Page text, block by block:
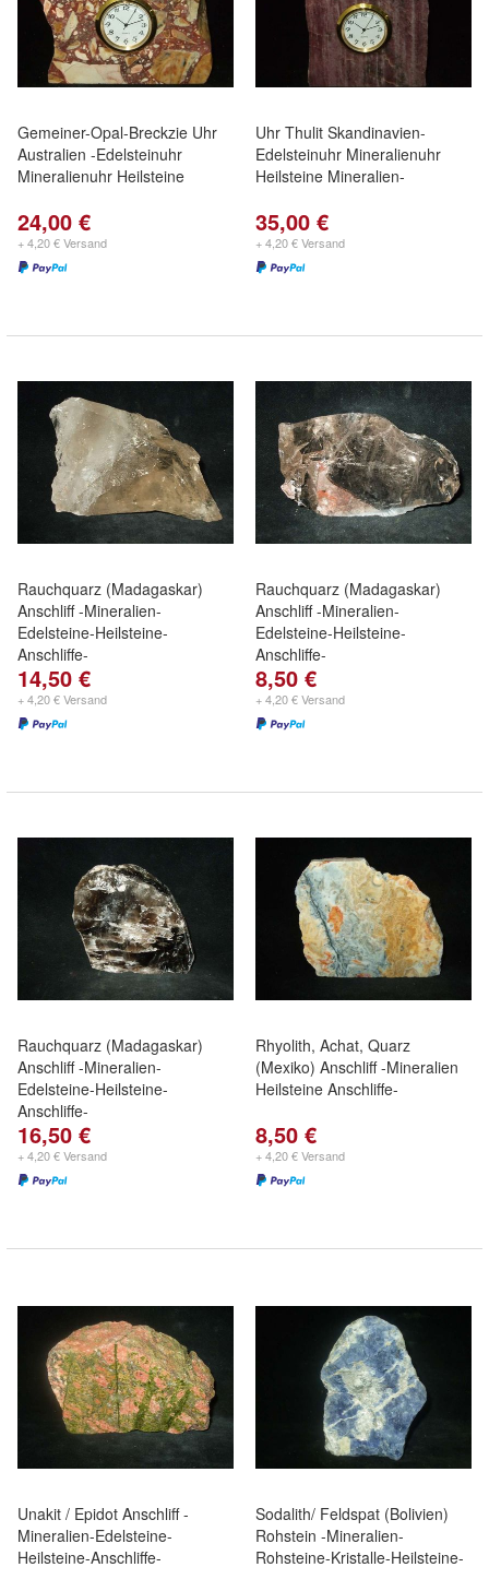
Gemeiner-Opal-Breckzie Uhr
Australien -Edelsteinuhr
Mineralienuhr Heilsteine
24,00 €
+ 4,20 € Versand
Uhr Thulit Skandinavien-
Edelsteinuhr Mineralienuhr
Heilsteine Mineralien-
35,00 €
+ 4,20 € Versand
Rauchquarz (Madagaskar)
Anschliff -Mineralien-
Edelsteine-Heilsteine-
Anschliffe-
14,50 €
+ 4,20 € Versand
Rauchquarz (Madagaskar)
Anschliff -Mineralien-
Edelsteine-Heilsteine-
Anschliffe-
8,50 €
+ 4,20 € Versand
Rauchquarz (Madagaskar)
Anschliff -Mineralien-
Edelsteine-Heilsteine-
Anschliffe-
16,50 €
+ 4,20 € Versand
Rhyolith, Achat, Quarz
(Mexiko) Anschliff -Mineralien
Heilsteine Anschliffe-
8,50 €
+ 4,20 € Versand
Unakit / Epidot Anschliff -
Mineralien-Edelsteine-
Heilsteine-Anschliffe-
Sodalith/ Feldspat (Bolivien)
Rohstein -Mineralien-
Rohsteine-Kristalle-Heilsteine-